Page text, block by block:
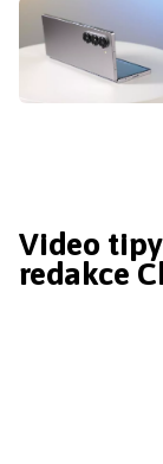
Video
redakce